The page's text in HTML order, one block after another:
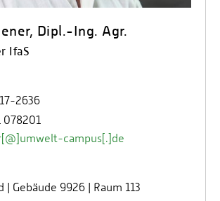
Dipl.-Ing. Agr.
IfaS
2636
078201
campus[.]de
| Gebäude 9926 | Raum 113